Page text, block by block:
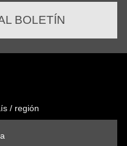
BOLETÍN
/ región